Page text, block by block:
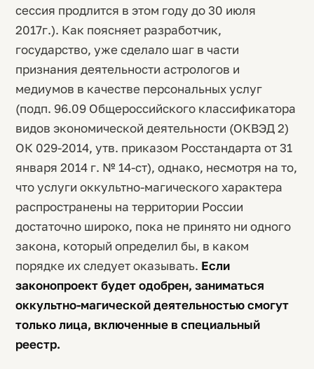
сессия продлится в этом году до 30 июля
2017г.). Как поясняет разработчик,
государство, уже сделало шаг в части
признания деятельности астрологов и
медиумов в качестве персональных услуг
(подп. 96.09 Общероссийского классификатора
видов экономической деятельности (ОКВЭД 2)
ОК 029-2014, утв. приказом Росстандарта от 31
января 2014 г. № 14-ст), однако, несмотря на то,
что услуги оккультно-магического характера
распространены на территории России
достаточно широко, пока не принято ни одного
закона, который определил бы, в каком
порядке их следует оказывать. Если
законопроект будет одобрен, заниматься
оккультно-магической деятельностью смогут
только лица, включенные в специальный
реестр.